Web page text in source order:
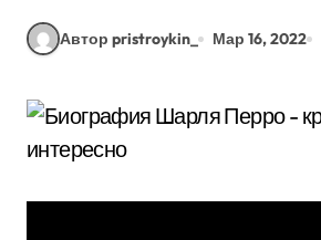
Автор pristroykin_ Мар 16, 2022